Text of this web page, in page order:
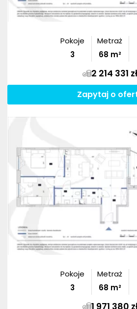
Pokoje
3
Metraż
68 m²
2 214 331 zł
Zapytaj o
Pokoje
3
Metraż
68 m²
1 971 380